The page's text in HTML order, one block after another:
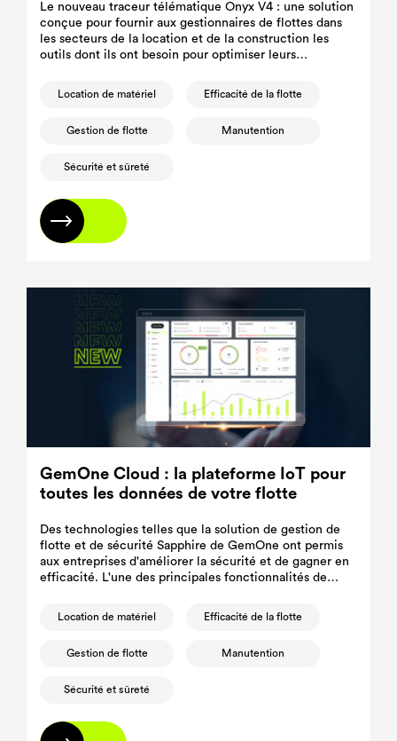
Le nouveau traceur télématique Onyx V4 : une solution
conçue pour fournir aux gestionnaires de flottes dans
les secteurs de la location et de la construction les
outils dont ils ont besoin pour optimiser leurs
sécurité de leurs équipements.
Location de matériel Efficacité de la flotte
Gestion de flotte Manutention
Sécurité et sûreté
En savoir plus
GemOne Cloud : la plateforme IoT pour
toutes les données de votre flotte
Des technologies telles que la solution de gestion de
flotte et de sécurité Sapphire de GemOne ont permis
aux entreprises d'améliorer la sécurité et de gagner en
efficacité. L'une des principales fonctionnalités de
automatisées.
Location de matériel Efficacité de la flotte
Gestion de flotte Manutention
Sécurité et sûreté